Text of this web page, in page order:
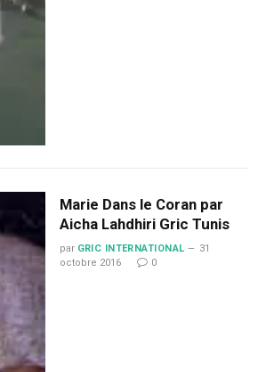
Marie Dans le Coran par
Aicha Lahdhiri Gric Tunis
par GRIC INTERNATIONAL
31
octobre 2016
0